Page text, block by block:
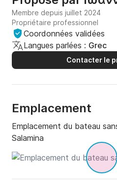
Membre depuis juillet 2024
Propriétaire professionnel
Coordonnées validées
Langues parlées : Grec
Contacter le
Emplacement
Emplacement du bateau
Salamina